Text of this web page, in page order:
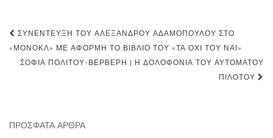
Post
navigation
ΣΥΝΈΝΤΕΥΞΗ ΤΟΥ ΑΛΈΞΑΝΔΡΟΥ ΑΔΑΜΌΠΟΥΛΟΥ ΣΤΟ
«ΜΟΝΌΚΛ» ΜΕ ΑΦΟΡΜΉ ΤΟ ΒΙΒΛΊΟ ΤΟΥ «ΤΑ ΌΧΙ ΤΟΥ ΝΑΙ»
ΣΟΦΊΑ ΠΟΛΊΤΟΥ-ΒΕΡΒΈΡΗ | Η ΔΟΛΟΦΟΝΊΑ ΤΟΥ ΑΥΤΌΜΑΤΟΥ
ΠΙΛΌΤΟΥ
ΠΡΌΣΦΑΤΑ ΆΡΘΡΑ